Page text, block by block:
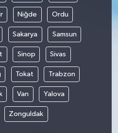
Niğde Ordu
Sakarya Samsun
Sinop Sivas
Tokat Trabzon
Van Yalova
Zonguldak